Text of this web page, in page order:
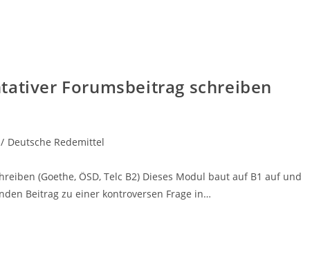
Forumsbeitrag schreiben
/ Deutsche Redemittel
(Goethe, ÖSD, Telc B2) Dieses Modul baut auf B1 auf und
Beitrag zu einer kontroversen Frage in…